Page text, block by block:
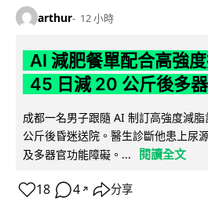
arthur 12 小時
AI 減肥餐單配合高強
45 日減 20 公斤後多
成都一名男子跟隨 AI 制訂高強度減
公斤後昏迷送院。醫生診斷他患上尿
及多器官功能障礙。...
閱讀全文
18 4 ↗ 分享